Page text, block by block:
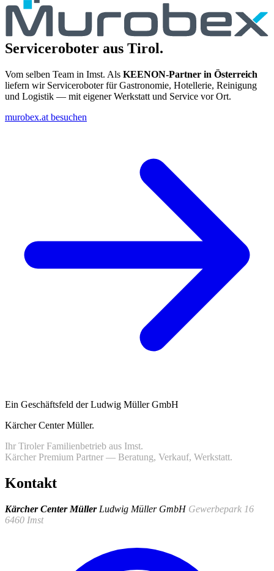
Serviceroboter aus Tirol.
Vom selben Team in Imst. Als KEENON-Partner in Österreich
liefern wir Serviceroboter für Gastronomie, Hotellerie, Reinigung
und Logistik — mit eigener Werkstatt und Service vor Ort.
murobex.at besuchen
Ein Geschäftsfeld der Ludwig Müller GmbH
Kärcher Center Müller.
Ihr Tiroler Familienbetrieb aus Imst.
Kärcher Premium Partner — Beratung, Verkauf, Werkstatt.
Kontakt
Kärcher Center Müller Ludwig Müller GmbH Gewerbepark 16
6460 Imst